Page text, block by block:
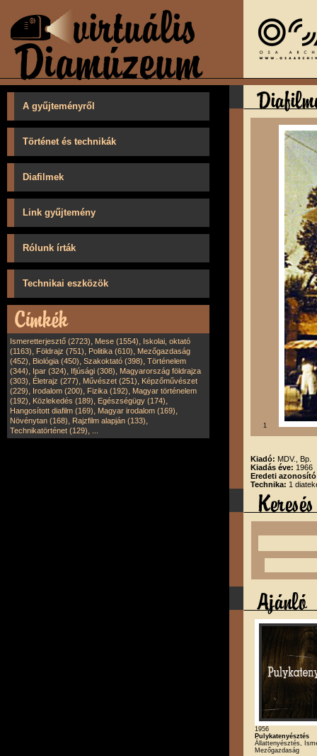
A gyűjteményről
Történet és technikák
Diafilmek
Link gyűjtemény
Rólunk írták
Technikai eszközök
Ismeretterjesztő (2723), Mese (1554), Iskolai, oktató
(1163), Földrajz (751), Politika (610), Mezőgazdaság
(452), Biológia (450), Szakoktató (398), Történelem
(344), Ipar (324), Ifjúsági (308), Magyarország földrajza
(303), Életrajz (277), Művészet (251), Képzőművészet
(229), Irodalom (200), Fizika (192), Magyar történelem
(192), Közlekedés (189), Egészségügy (174),
Hangosított diafilm (169), Magyar irodalom (169),
Növénytan (168), Rajzfilm alapján (133),
Technikatörténet (129), 1
Kiadó: MDV., Bp.
Kiadás éve: 1966
Eredeti
Technika: 1
1956
Pulykatenyésztés
Állattenyésztés,
Mezőgazdaság